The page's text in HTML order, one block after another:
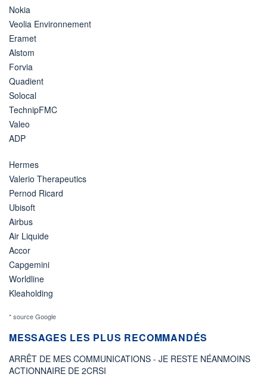
Nokia
Veolia Environnement
Eramet
Alstom
Forvia
Quadient
Solocal
TechnipFMC
Valeo
ADP
Hermes
Valerio Therapeutics
Pernod Ricard
Ubisoft
Airbus
Air Liquide
Accor
Capgemini
Worldline
Kleaholding
* source Google
MESSAGES LES PLUS RECOMMANDÉS
ARRÊT DE MES COMMUNICATIONS - JE RESTE NÉANMOINS
ACTIONNAIRE DE 2CRSI